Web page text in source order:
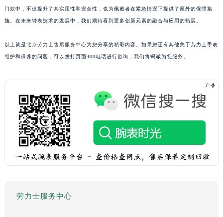
门款中，不仅提升了其实用性和安全性，也为佩戴者在紧急情况下提供了额外的保障措
施。在未来钟表技术的发展中，我们期待看到更多创新元素的融合与应用的拓展。
以上就是北京劳力士售后服务中心为您分享的精彩内容。如果您还有其他关于劳力士手表
维护和保养的问题，可以拨打页面400电话进行咨询，我们将竭诚为您服务。
劳力士服务中心